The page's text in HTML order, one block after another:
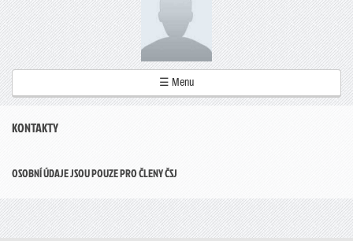
☰ Menu
KONTAKTY
OSOBNÍ ÚDAJE JSOU POUZE PRO ČLENY ČSJ